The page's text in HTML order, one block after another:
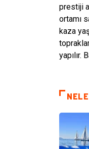
prestiji
ortamı
kaza
yapılır.